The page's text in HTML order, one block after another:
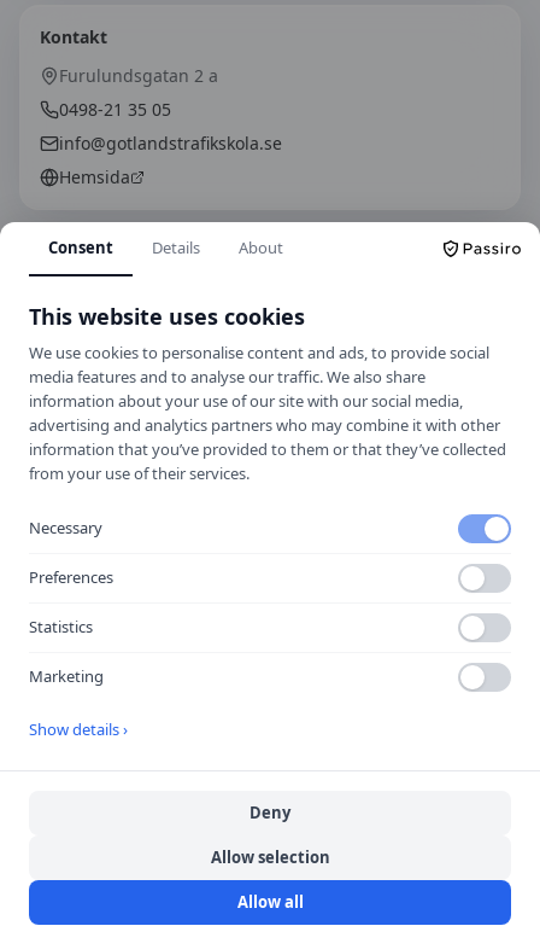
Kontakt
Furulundsgatan 2 a
0498-21 35 05
info@gotlandstrafikskola.se
Hemsida
Spara i telefonboken
Laddar ner ett kontaktkort som du kan lägga
till Gotlands läns Trafikskola Aktiebolagsom
kontakt med.
Consent Details About
This website uses cookies
We use cookies to personalise content and ads, to provide social
media features and to analyse our traffic. We also share
information about your use of our site with our social media,
advertising and analytics partners who may combine it with other
information that you’ve provided to them or that they’ve collected
from your use of their services.
Necessary
Preferences
Statistics
Marketing
Show details ›
Deny
Allow selection
Allow all